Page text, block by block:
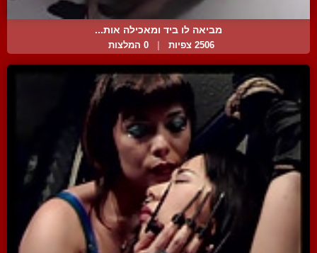
מביאה לו ביד ומאכילה אות...
2506 צפיות 0 המלצות